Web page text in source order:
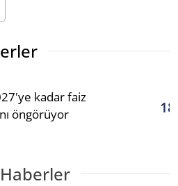
kadar faiz
öngörüyor